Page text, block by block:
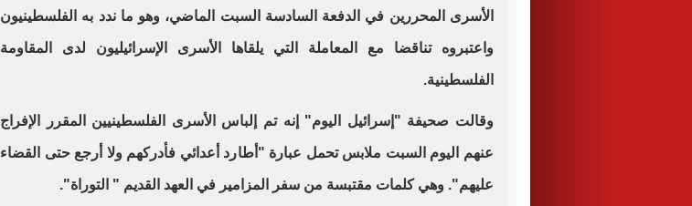
الأسرى المحررين في الدفعة السادسة السبت الماضي، وهو ما ندد به الفلسطينيون
واعتبروه تناقضا مع المعاملة التي يلقاها الأسرى الإسرائيليون لدى المقاومة
الفلسطينية.
وقالت صحيفة "إسرائيل اليوم" إنه تم إلباس الأسرى الفلسطينيين المقرر الإفراج
عنهم اليوم السبت ملابس تحمل عبارة "أطارد أعدائي فأدركهم ولا أرجع حتى القضاء
عليهم". وهي كلمات مقتبسة من سفر المزامير في العهد القديم " التوراة".